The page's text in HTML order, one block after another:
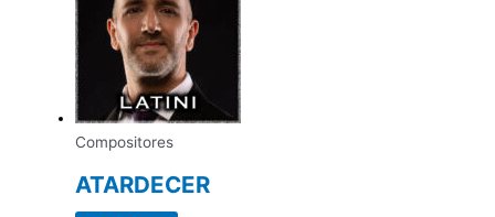
Compositores
ATARDECER